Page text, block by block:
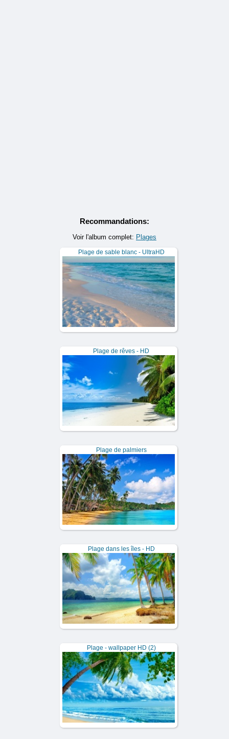
Recommandations:
Voir l'album complet: Plages
Plage de sable blanc - UltraHD
Plage de rêves - HD
Plage de palmiers
Plage dans les îles - HD
Plage - wallpaper HD (2)